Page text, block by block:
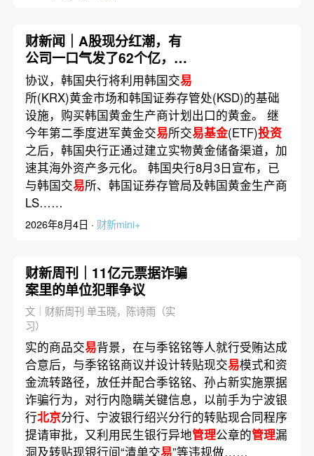
财新闻｜A股现分红潮，有
公司一口气发了62个亿，多
家公司董事长提议派发“红
包”
协议，韩国央行将利用韩国交易
所(KRX)黄金市场和韩国证券存管处(KSD)的基础
设施，购买韩国黄金生产商计划出口的黄金。 继
今年第二季度进军黄金交易所交易基金(ETF)投资
之后，韩国央行正通过建立实物黄金储备渠道，加
速其海外资产多元化。 韩国央行8月3日宣布，已
与韩国交易所、韩国证券存管局及韩国黄金生产商
LS……
2026年8月4日 · 财新mini+
财新周刊｜11亿元票据诈骗
案里的单位犯罪争议
文｜财新周刊 单玉晓，陈诗雨（实
习）
实的商品交易背景，在与季铭铭等人就行受贿达成
合意后，与季铭铭商议并设计转贴现交易模式和资
金流转路径，放任并配合季铭铭、孙占新实施票据
诈骗行为，对行内隐瞒关键信息，以前手为宁波银
行北京分行、宁波银行绍兴分行的转贴现合同程序
提请审批，又利用民生银行异地管理公章的管理漏
洞及转贴现银行间“清单交易”等违规做……